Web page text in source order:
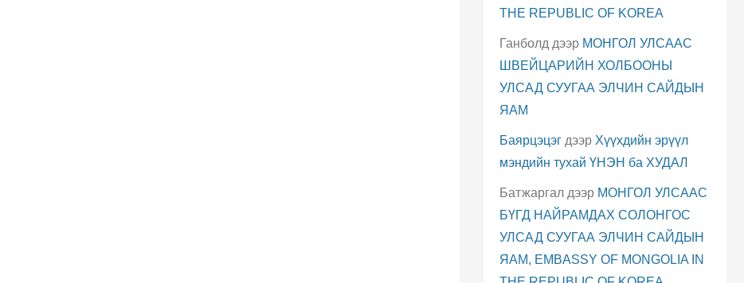
THE REPUBLIC OF KOREA
Ганболд дээр МОНГОЛ УЛСААС
ШВЕЙЦАРИЙН ХОЛБООНЫ
УЛСАД СУУГАА ЭЛЧИН САЙДЫН
ЯАМ
Баярцэцэгдээр Хүүхдийн эрүүл
мэндийн тухай ҮНЭН ба ХУДАЛ
Батжаргалдээр МОНГОЛ УЛСААС
БҮГД НАЙРАМДАХ СОЛОНГОС
УЛСАД СУУГАА ЭЛЧИН САЙДЫН
ЯАМ, EMBASSY OF MONGOLIA IN